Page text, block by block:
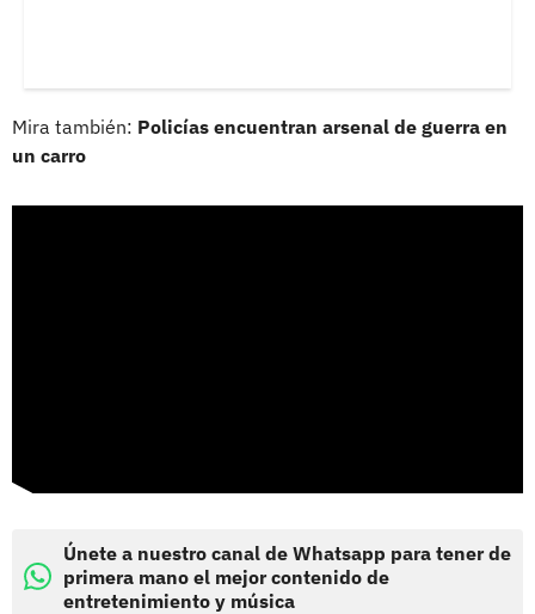
Mira también: Policías encuentran arsenal de guerra en
un carro
Únete a nuestro canal de Whatsapp para tener de
primera mano el mejor contenido de
entretenimiento y música